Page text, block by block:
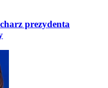
prezydenta